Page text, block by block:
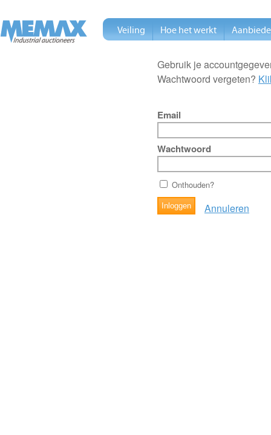
Gebruik je
Wachtwoord vergeten?
Email
Wachtwoord
Onthouden?
Annuleren
Veiling Hoe het werkt